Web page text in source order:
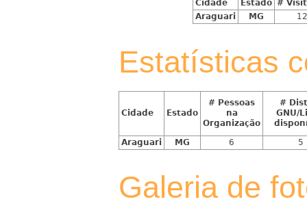
Cidade Estado #
Araguari
MG
Estatísticas
Cidade Estado
# Pessoas
na
Organização
#
GNU/
Araguari
MG 6 5
Galeria de